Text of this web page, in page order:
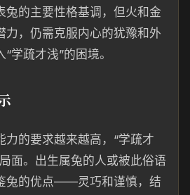
兔的主要性格基调，但火和金
力，仍需克服内心的犹豫和外
学疏才浅”的困境。
力的要求越来越高，“学疏才
面。出生属兔的人或被此俗语
兔的优点——灵巧和谨慎，结